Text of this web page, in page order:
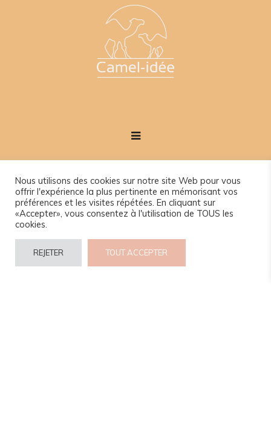
Nous utilisons des cookies sur notre site Web pour vous
offrir l'expérience la plus pertinente en mémorisant vos
préférences et les visites répétées. En cliquant sur
«Accepter», vous consentez à l'utilisation de TOUS les
cookies.
REJETER TOUT ACCEPTER